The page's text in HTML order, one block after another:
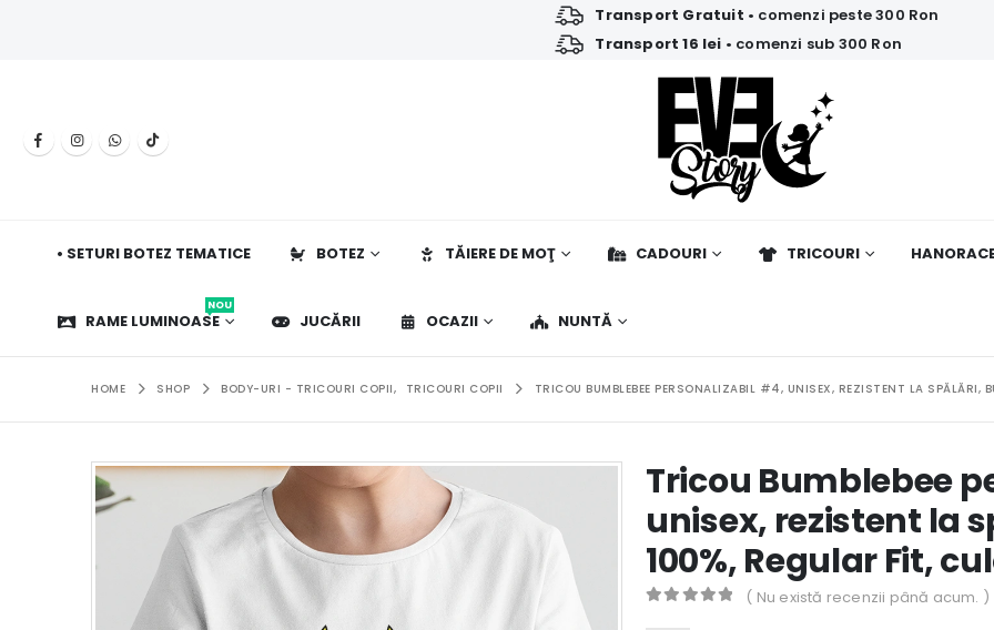
Transport Gratuit • comenzi peste 300 Ron
Transport 16 lei • comenzi sub 300 Ron
• SETURI BOTEZ TEMATICE BOTEZ TĂIERE DE MOŢ CADOURI TRICOURI
RAME LUMINOASE
NOU
JUCĂRII OCAZII NUNTĂ
HOME SHOP BODY-URI - TRICOURI COPII, TRICOURI COPII TRICOU BUMBLEBEE PERSONALIZABIL #4, UNISEX, REZISTENT LA SPĂLĂRI,
Tricou Bumblebee
unisex, rezistent la
100%, Regular Fit,
( Nu există recenzii până acum. )